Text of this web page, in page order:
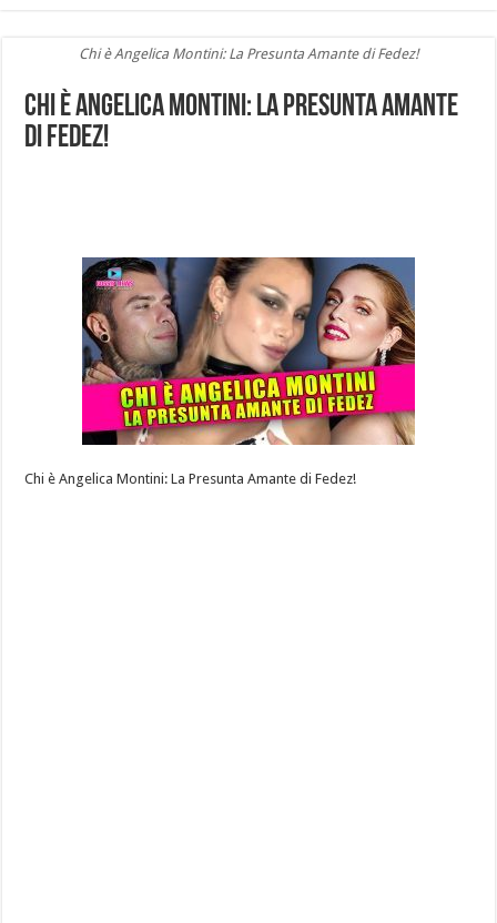
Chi è Angelica Montini: La Presunta Amante di Fedez!
Chi è Angelica Montini: La Presunta Amante
di Fedez!
Chi è Angelica Montini: La Presunta Amante di Fedez!